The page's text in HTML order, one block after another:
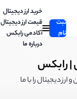
ثبت
نام
خرید ارز دیجیتال
قیمت ارز دیجیتال
آکادمی رابکس
درباره ما
| رابکس
دیجیتال را با ما